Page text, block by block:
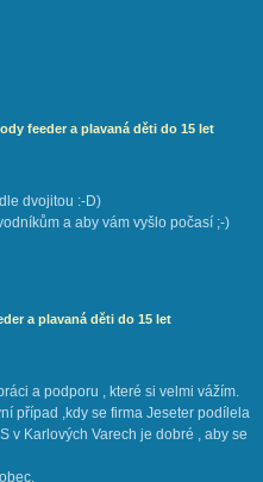
feeder a plavaná děti do 15 let
dvojitou :-D)
a aby vám vyšlo počasí ;-)
a plavaná děti do 15 let
a podporu , které si velmi vážím.
případ ,kdy se firma Jeseter podílela
v Karlových Varech je dobré , aby se